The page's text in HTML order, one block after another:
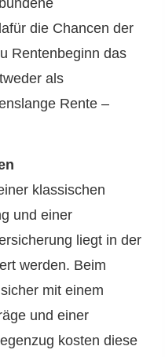
die Chancen der
Rentenbeginn das
als
Rente –
klassischen
und einer
liegt in der
werden. Beim
mit einem
und einer
kosten diese